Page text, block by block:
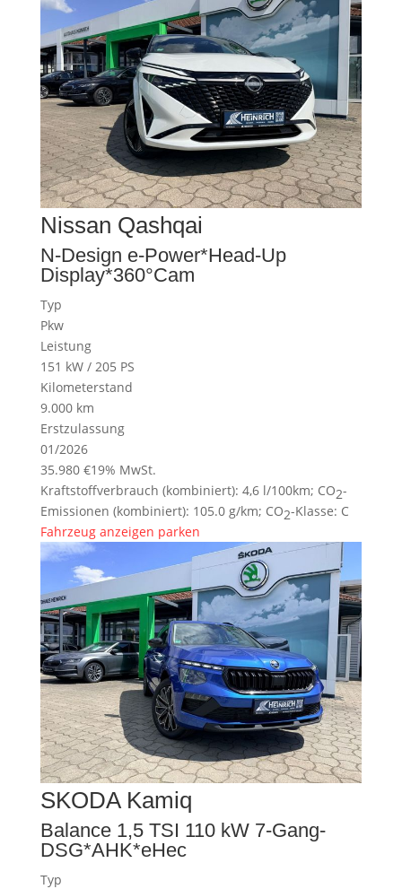
Nissan Qashqai
N-Design e-Power*Head-Up
Display*360°Cam
Typ
Pkw
Leistung
151 kW / 205 PS
Kilometerstand
9.000 km
Erstzulassung
01/2026
35.980 €19% MwSt.
Kraftstoffverbrauch (kombiniert): 4,6 l/100km; CO2-
Emissionen (kombiniert): 105.0 g/km; CO2-Klasse: C
Fahrzeug anzeigen parken
SKODA Kamiq
Balance 1,5 TSI 110 kW 7-Gang-
DSG*AHK*eHec
Typ